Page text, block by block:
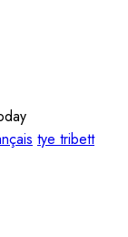
tye tribett